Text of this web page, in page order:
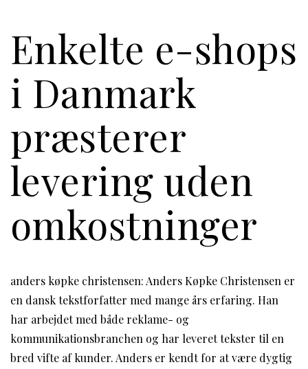
Enkelte e-shops
i Danmark
præsterer
levering uden
omkostninger
anders køpke christensen: Anders Køpke Christensen er
en dansk tekstforfatter med mange års erfaring. Han
har arbejdet med både reklame- og
kommunikationsbranchen og har leveret tekster til en
bred vifte af kunder. Anders er kendt for at være dygtig